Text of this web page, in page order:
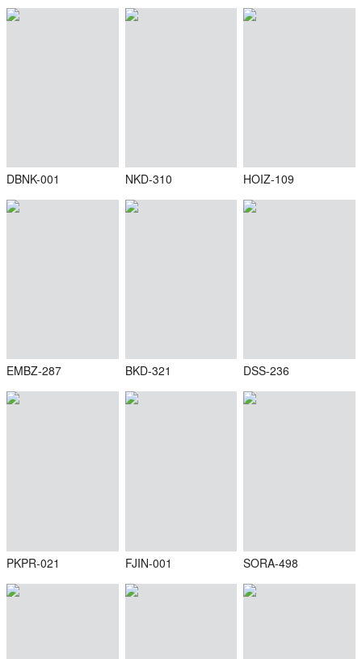
DBNK-001 NKD-310 HOIZ-109
EMBZ-287 BKD-321 DSS-236
PKPR-021 FJIN-001 SORA-498